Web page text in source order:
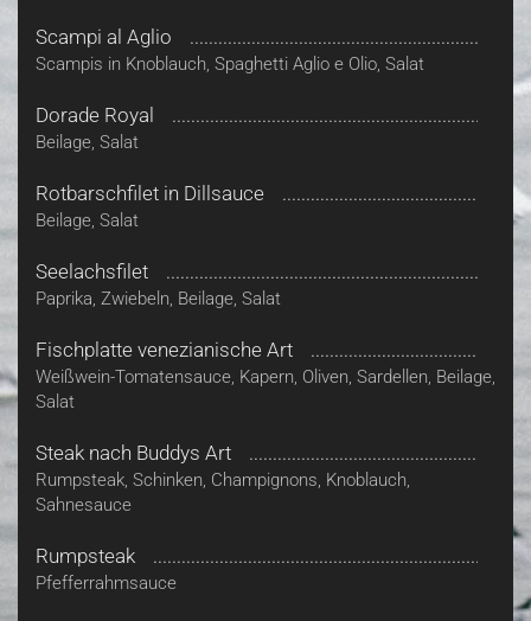
Scampi al Aglio
Scampis in Knoblauch, Spaghetti Aglio e Olio, Salat
Dorade Royal
Beilage, Salat
Rotbarschfilet in Dillsauce
Beilage, Salat
Seelachsfilet
Paprika, Zwiebeln, Beilage, Salat
Fischplatte venezianische Art
Weißwein-Tomatensauce, Kapern, Oliven, Sardellen, Beilage,
Salat
Steak nach Buddys Art
Rumpsteak, Schinken, Champignons, Knoblauch,
Sahnesauce
Rumpsteak
Pfefferrahmsauce